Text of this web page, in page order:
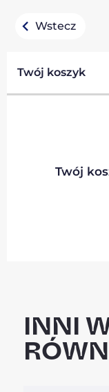
Wstecz
Twój koszyk
Twój
INNI